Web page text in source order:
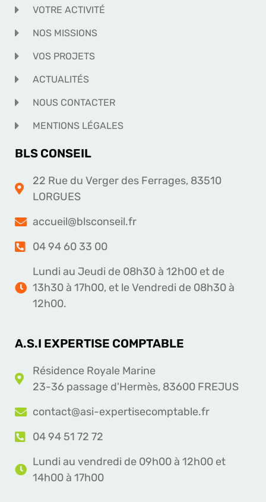
VOTRE ACTIVITÉ
NOS MISSIONS
VOS PROJETS
ACTUALITÉS
NOUS CONTACTER
MENTIONS LÉGALES
BLS CONSEIL
22 Rue du Verger des Ferrages, 83510
LORGUES
accueil@blsconseil.fr
04 94 60 33 00
Lundi au Jeudi de 08h30 à 12h00 et de
13h30 à 17h00, et le Vendredi de 08h30 à
12h00.
A.S.I EXPERTISE COMPTABLE
Résidence Royale Marine
23-36 passage d'Hermès, 83600 FREJUS
contact@asi-expertisecomptable.fr
04 94 51 72 72
Lundi au vendredi de 09h00 à 12h00 et
14h00 à 17h00